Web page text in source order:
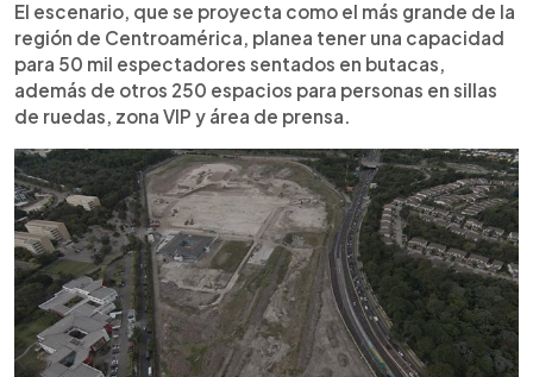
El escenario, que se proyecta como el más grande de la
región de Centroamérica, planea tener una capacidad
para 50 mil espectadores sentados en butacas,
además de otros 250 espacios para personas en sillas
de ruedas, zona VIP y área de prensa.